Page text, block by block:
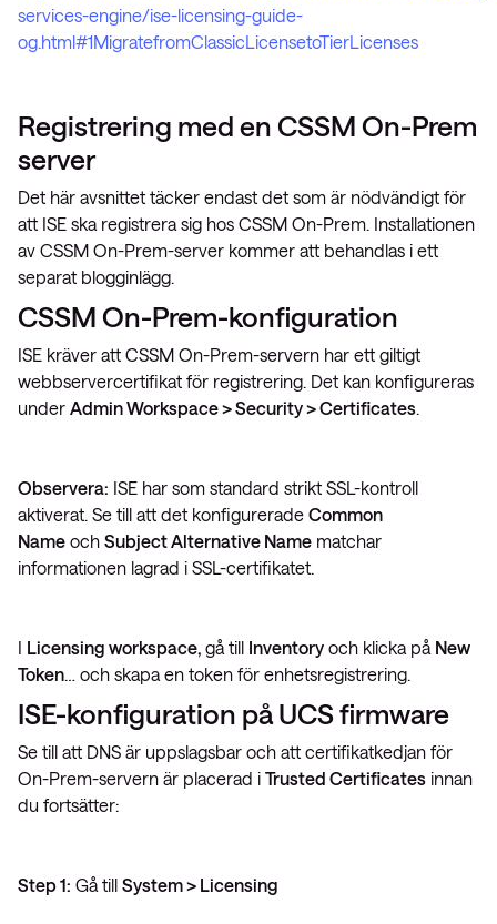
services-engine/ise-licensing-guide-
og.html#1MigratefromClassicLicensetoTierLicenses
Registrering med en CSSM On-Prem
server
Det här avsnittet täcker endast det som är nödvändigt för
att ISE ska registrera sig hos CSSM On-Prem. Installationen
av CSSM On-Prem-server kommer att behandlas i ett
separat blogginlägg.
CSSM On-Prem-konfiguration
ISE kräver att CSSM On-Prem-servern har ett giltigt
webbservercertifikat för registrering. Det kan konfigureras
under Admin Workspace > Security > Certificates
Observera: ISE har som standard strikt SSL-kontroll
aktiverat. Se till att det konfigurerade Common
Name och Subject Alternative Name matchar
informationen lagrad i SSL-certifikatet.
I Licensing workspace, gå till Inventory och klicka på New
Token … och skapa en token för enhetsregistrering.
ISE-konfiguration på UCS firmware
Se till att DNS är uppslagsbar och att certifikatkedjan för
On-Prem-servern är placerad i Trusted Certificates innan
du fortsätter:
Step 1: Gå till System > Licensing